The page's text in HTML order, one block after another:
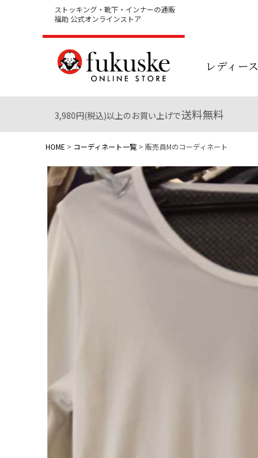
ストッキング・靴下・インナーの通販
福助 公式オンラインストア
レディース
3,980円(税込)以上のお買い上げで送料無料
HOME コーディネート一覧 販売員Mのコーディネート